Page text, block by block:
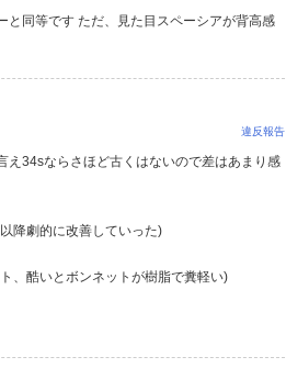
と同等です ただ、見た目スペーシアが背高感
違反報告
え34sならさほど古くはないので差はあまり感
降劇的に改善していった)
、酷いとボンネットが樹脂で糞軽い)